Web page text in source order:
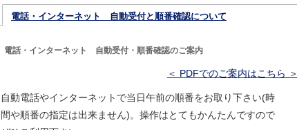
電話・インターネット 自動受付と順番確認について
電話・インターネット 自動受付・順番確認のご案内
＜ PDFでのご案内はこちら ＞
自動電話やインターネットで当日午前の順番をお取り下さい(時
間や順番の指定は出来ません)。操作はとてもかんたんですので